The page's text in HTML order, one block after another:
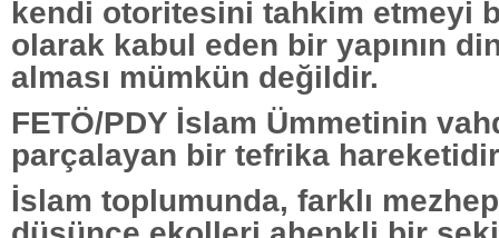
kendi otoritesini tahkim etmeyi
olarak kabul eden bir yapının
alması mümkün değildir.
FETÖ/PDY İslam Ümmetinin
parçalayan bir tefrika
İslam toplumunda, farklı